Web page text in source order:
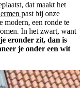
dat maakt het
past bij onze
modern, een ronde te
In het zwart, want
eronder zit, dan is
je onder een wit